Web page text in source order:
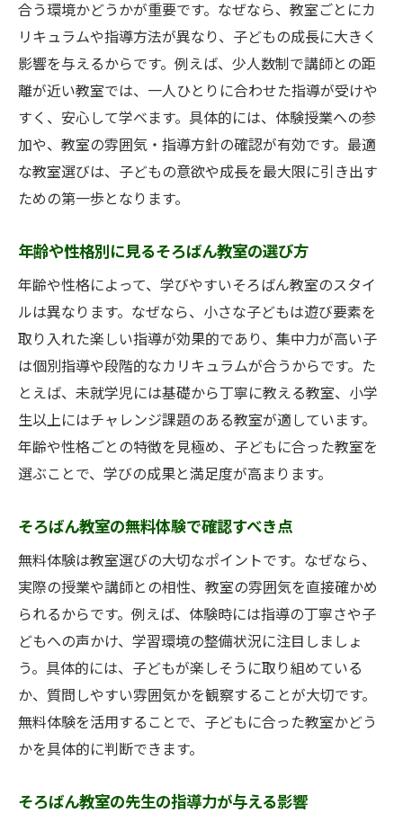
合う環境かどうかが重要です。なぜなら、教室ごとにカ
リキュラムや指導方法が異なり、子どもの成長に大きく
影響を与えるからです。例えば、少人数制で講師との距
離が近い教室では、一人ひとりに合わせた指導が受けや
すく、安心して学べます。具体的には、体験授業への参
加や、教室の雰囲気・指導方針の確認が有効です。最適
な教室選びは、子どもの意欲や成長を最大限に引き出す
ための第一歩となります。
年齢や性格別に見るそろばん教室の選び方
年齢や性格によって、学びやすいそろばん教室のスタイ
ルは異なります。なぜなら、小さな子どもは遊び要素を
取り入れた楽しい指導が効果的であり、集中力が高い子
は個別指導や段階的なカリキュラムが合うからです。た
とえば、未就学児には基礎から丁寧に教える教室、小学
生以上にはチャレンジ課題のある教室が適しています。
年齢や性格ごとの特徴を見極め、子どもに合った教室を
選ぶことで、学びの成果と満足度が高まります。
そろばん教室の無料体験で確認すべき点
無料体験は教室選びの大切なポイントです。なぜなら、
実際の授業や講師との相性、教室の雰囲気を直接確かめ
られるからです。例えば、体験時には指導の丁寧さや子
どもへの声かけ、学習環境の整備状況に注目しましょ
う。具体的には、子どもが楽しそうに取り組めている
か、質問しやすい雰囲気かを観察することが大切です。
無料体験を活用することで、子どもに合った教室かどう
かを具体的に判断できます。
そろばん教室の先生の指導力が与える影響